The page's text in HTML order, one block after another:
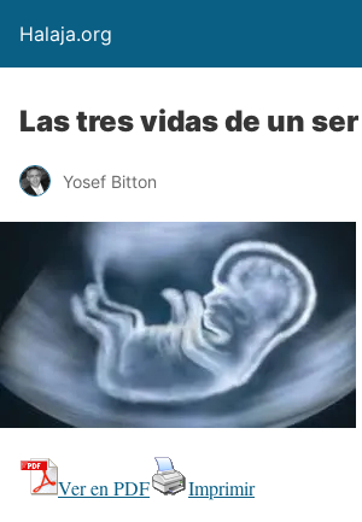
Halaja.org
Las tres vidas de un
Yosef Bitton
Ver en PDF Imprimir